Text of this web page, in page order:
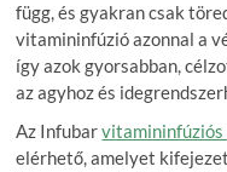
függ, és gyakran csak
vitamininfúzió azonnal a
így azok gyorsabban,
az agyhoz és
Az Infubarvitamininfúziós
elérhető, amelyet